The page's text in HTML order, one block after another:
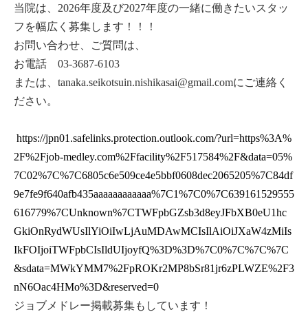
当院は、2026年度及び2027年度の一緒に働きたいスタッ
フを幅広く募集します！！！
お問い合わせ、ご質問は、
お電話 03-3687-6103
または、tanaka.seikotsuin.nishikasai@gmail.comにご連絡く
ださい。
https://jpn01.safelinks.protection.outlook.com/?url=https%3A%
2F%2Fjob-medley.com%2Ffacility%2F517584%2F&data=05%
7C02%7C%7C6805c6e509ce4e5bbf0608dec2065205%7C84df
9e7fe9f640afb435aaaaaaaaaaaa%7C1%7C0%7C639161529555
616779%7CUnknown%7CTWFpbGZsb3d8eyJFbXB0eU1hc
GkiOnRydWUsIlYiOiIwLjAuMDAwMCIsIlAiOiJXaW4zMiIs
IkFOIjoiTWFpbCIsIldUIjoyfQ%3D%3D%7C0%7C%7C%7C
&sdata=MWkYMM7%2FpROKr2MP8bSr81jr6zPLWZE%2F3
nN6Oac4HMo%3D&reserved=0
ジョブメドレー掲載募集もしています！